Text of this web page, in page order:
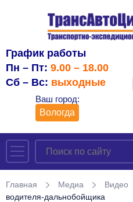
График работы
Пн – Пт: 9.00 – 18.00
Сб – Вс: выходные
Ваш город:
Вологда
Главная Медиа Видео
водителя-дальнобойщика